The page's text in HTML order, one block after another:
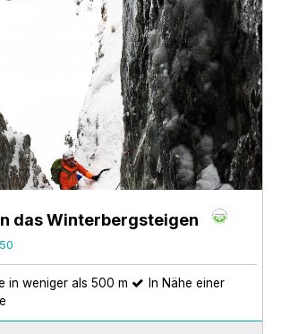
das Winterbergsteigen
in weniger als 500 m
In Nähe einer